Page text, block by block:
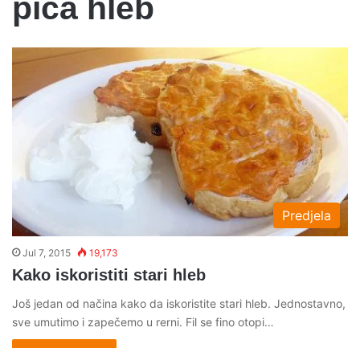
pica hleb
Predjela
Jul 7, 2015 19,173
Kako iskoristiti stari hleb
Još jedan od načina kako da iskoristite stari hleb. Jednostavno,
sve umutimo i zapečemo u rerni. Fil se fino otopi…